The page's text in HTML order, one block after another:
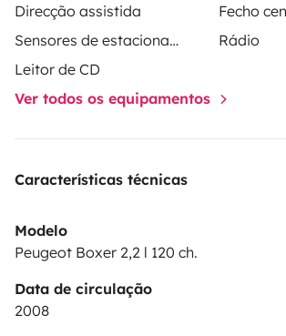
Direcção assistida
Fecho
Sensores de estacionamento
Rádio
Leitor de CD
Ver todos os equipamentos
Características técnicas
Modelo
Peugeot Boxer 2,2 l 120 ch.
Data de circulação
2008